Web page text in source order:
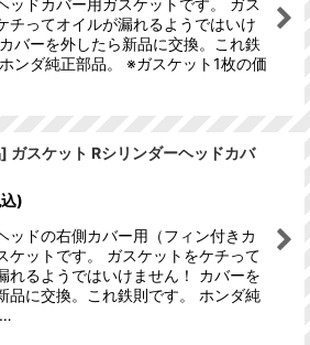
ッドカバー用ガスケットです。 ガス
チってオイルが漏れるようではいけ
バーを外したら新品に交換。これ鉄
ンダ純正部品。 ※ガスケット1枚の価
ガスケット Rシリンダーヘッドカバ
)
ッドの右側カバー用（フィン付きカ
ケットです。 ガスケットをケチって
れるようではいけません！ カバーを
品に交換。これ鉄則です。 ホンダ純